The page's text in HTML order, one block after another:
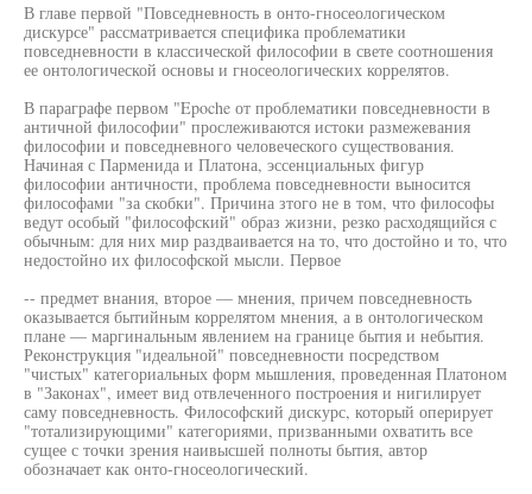
В главе первой "Повседневность в онто-гносеологическом
дискурсе" рассматривается специфика проблематики
повседневности в классической философии в свете соотношения
ее онтологической основы и гносеологических коррелятов.
В параграфе первом "Epoche от проблематики повседневности в
античной философии" прослеживаются истоки размежевания
философии и повседневного человеческого существования.
Начиная с Парменида и Платона, эссенциальных фигур
философии античности, проблема повседневности выносится
философами "за скобки". Причина зтого не в том, что философы
ведут особый "философский" образ жизни, резко расходящийся с
обычным: для них мир раздваивается на то, что достойно и то, что
недостойно их философской мысли. Первое
-- предмет внания, второе — мнения, причем повседневность
оказывается бытийным коррелятом мнения, а в онтологическом
плане — маргинальным явлением на границе бытия и небытия.
Реконструкция "идеальной" повседневности посредством
"чистых" категориальных форм мышления, проведенная Платоном
в "Законах", имеет вид отвлеченного построения и нигилирует
саму повседневность. Философский дискурс, который оперирует
"тотализирующими" категориями, призванными охватить все
сущее с точки зрения наивысшей полноты бытия, автор
обозначает как онто-гносеологический.